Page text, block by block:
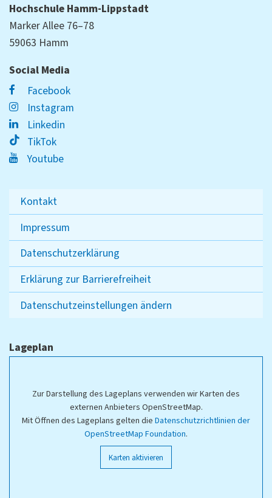
Hochschule Hamm-Lippstadt
Marker Allee 76–78
59063 Hamm
Social Media
Facebook
Instagram
Linkedin
TikTok
Youtube
Kontakt
Impressum
Datenschutzerklärung
Erklärung zur Barrierefreiheit
Datenschutzeinstellungen ändern
Lageplan
Zur Darstellung des Lageplans verwenden wir Karten des
externen Anbieters OpenStreetMap.
Mit Öffnen des Lageplans gelten die Datenschutzrichtlinien der
OpenStreetMap Foundation.
Karten aktivieren